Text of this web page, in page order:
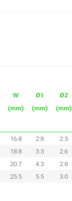
W
(mm)
Ø1
(mm)
Ø2
(mm)
16.8 2.8 2.3
18.8 3.3 2.6
20.7 4.3 2.8
25.5 5.5 3.0